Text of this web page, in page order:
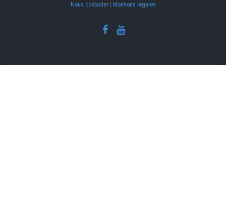
Nous contacter| Mentions légales